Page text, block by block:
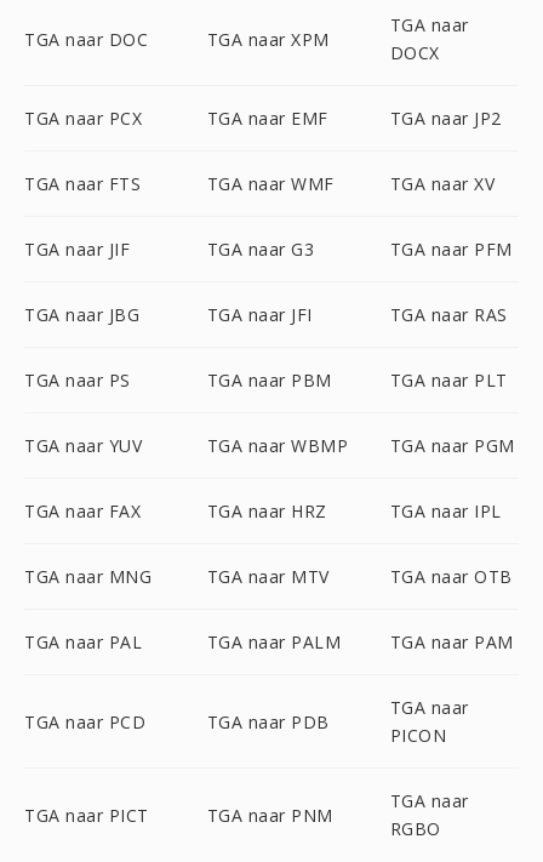
TGA naar DOC TGA naar XPM
TGA naar
DOCX
TGA naar PCX TGA naar EMF TGA naar JP2
TGA naar FTS TGA naar WMF TGA naar XV
TGA naar JIF TGA naar G3 TGA naar PFM
TGA naar JBG TGA naar JFI TGA naar RAS
TGA naar PS TGA naar PBM TGA naar PLT
TGA naar YUV TGA naar WBMP TGA naar PGM
TGA naar FAX TGA naar HRZ TGA naar IPL
TGA naar MNG TGA naar MTV TGA naar OTB
TGA naar PAL TGA naar PALM TGA naar PAM
TGA naar PCD TGA naar PDB
TGA naar
PICON
TGA naar PICT TGA naar PNM
TGA naar
RGBO